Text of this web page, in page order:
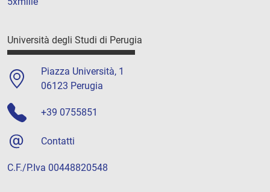
Università degli Studi di Perugia
Piazza Università, 1
06123 Perugia
+39 0755851
Contatti
C.F./P.Iva 00448820548